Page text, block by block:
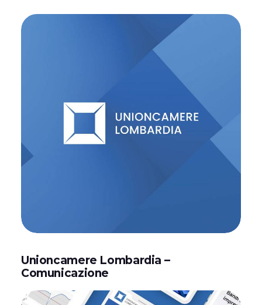
Unioncamere Lombardia –
Comunicazione